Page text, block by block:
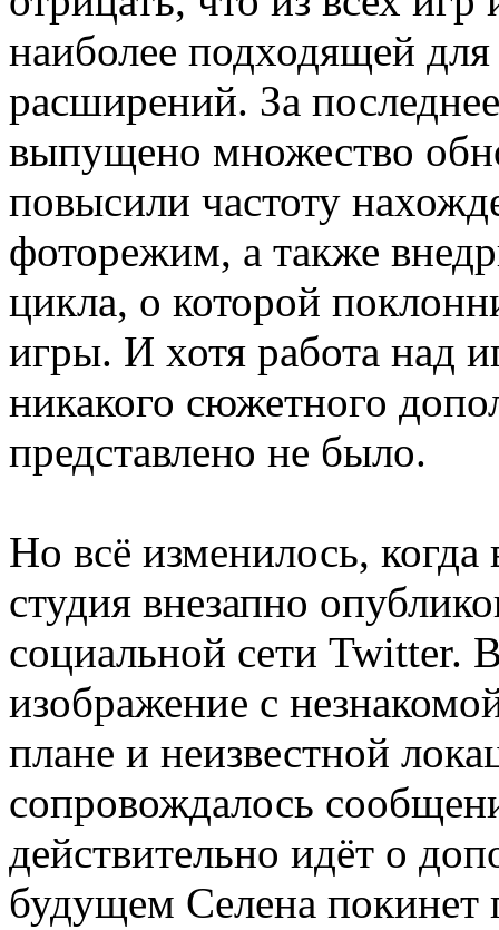
наиболее подходящей
расширений. За
выпущено множество
повысили частоту
фоторежим, а также
цикла, о которой
игры. И хотя работа над
никакого сюжетного
представлено не было.
Но всё изменилось,
студия внезапно
социальной сети Twitter.
изображение с
плане и неизвестной
сопровождалось
действительно идёт о
будущем Селена